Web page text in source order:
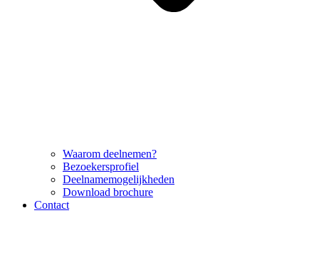
Waarom deelnemen?
Bezoekersprofiel
Deelnamemogelijkheden
Download brochure
Contact